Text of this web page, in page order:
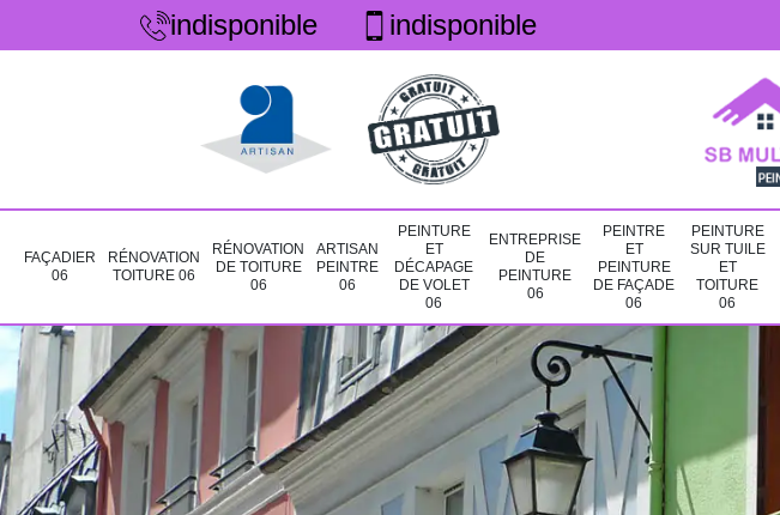
indisponible indisponible
FAÇADIER
06
RÉNOVATION
TOITURE 06
RÉNOVATION
DE TOITURE
06
ARTISAN
PEINTRE
06
PEINTURE
ET
DÉCAPAGE
DE VOLET
06
ENTREPRISE
DE
PEINTURE
06
PEINTRE
ET
PEINTURE
DE FAÇADE
06
PEINTURE
SUR TUILE
ET
TOITURE
06